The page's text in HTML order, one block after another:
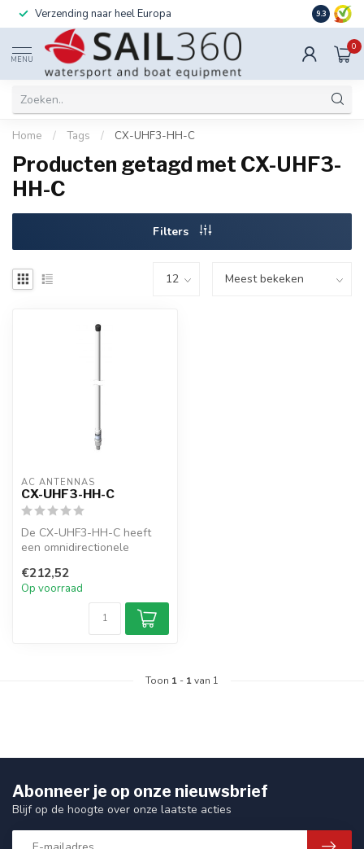
Verzending naar heel Europa Ook
9.3
MENU
0
Home / Tags / CX-UHF3-HH-C
Producten getagd met CX-UHF3-
HH-C
Filters
AC ANTENNAS
CX-UHF3-HH-C
De CX-UHF3-HH-C heeft
een omnidirectionele
connector,...
€212,52
Op voorraad
Toon 1 - 1van 1
Abonneer je op onze nieuwsbrief
Blijf op de hoogte over onze laatste acties